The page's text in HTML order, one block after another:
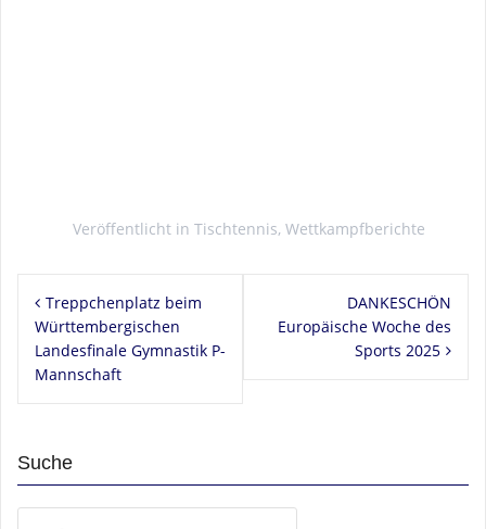
Veröffentlicht in Tischtennis, Wettkampfberichte
Treppchenplatz beim
Württembergischen
Landesfinale Gymnastik P-
Mannschaft
DANKESCHÖN
Europäische Woche des
Sports 2025
Suche